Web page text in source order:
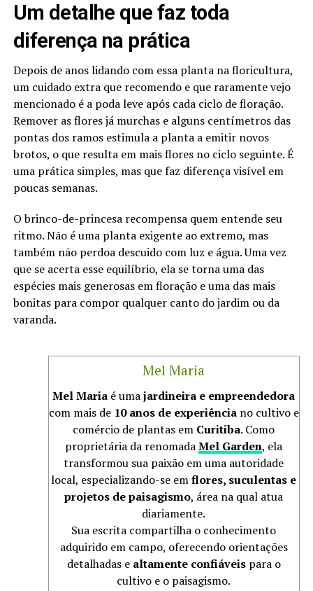
Um detalhe que faz toda
diferença na prática
Depois de anos lidando com essa planta na floricultura,
um cuidado extra que recomendo e que raramente vejo
mencionado é a poda leve após cada ciclo de floração.
Remover as flores já murchas e alguns centímetros das
pontas dos ramos estimula a planta a emitir novos
brotos, o que resulta em mais flores no ciclo seguinte. É
uma prática simples, mas que faz diferença visível em
poucas semanas.
O brinco-de-princesa recompensa quem entende seu
ritmo. Não é uma planta exigente ao extremo, mas
também não perdoa descuido com luz e água. Uma vez
que se acerta esse equilíbrio, ela se torna uma das
espécies mais generosas em floração e uma das mais
bonitas para compor qualquer canto do jardim ou da
varanda.
Mel Maria
Mel Maria é umajardineira e empreendedora
com mais de 10 anos de experiênciano cultivo e
comércio de plantas em Curitiba. Como
proprietária da renomadaMel Garden, ela
transformou sua paixão em uma autoridade
local, especializando-se emflores, suculentas e
projetos de paisagismo, área na qual atua
diariamente.
Sua escrita compartilha o conhecimento
adquirido em campo, oferecendo orientações
detalhadas e altamente confiáveispara o
cultivo e o paisagismo.